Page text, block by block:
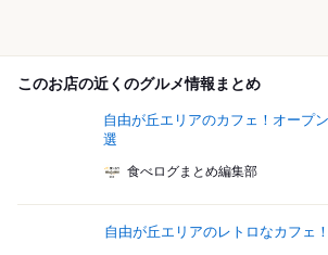
このお店の近くのグルメ情報まとめ
自由が丘エリアのカフェ！オープ
選
食べログまとめ編集部
自由が丘エリアのレトロなカフェ